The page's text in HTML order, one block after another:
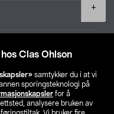
Clas Ohlson
samtykker du i at vi
sporingsteknologi på
for å
analysere bruken av
+